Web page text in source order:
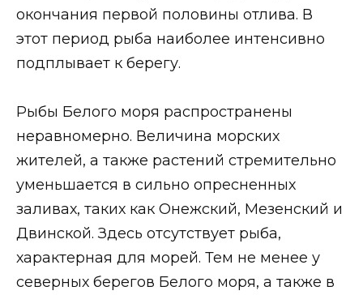
окончания первой половины отлива. В
этот период рыба наиболее интенсивно
подплывает к берегу.
Рыбы Белого моря распространены
неравномерно. Величина морских
жителей, а также растений стремительно
уменьшается в сильно опресненных
заливах, таких как Онежский, Мезенский и
Двинской. Здесь отсутствует рыба,
характерная для морей. Тем не менее у
северных берегов Белого моря, а также в